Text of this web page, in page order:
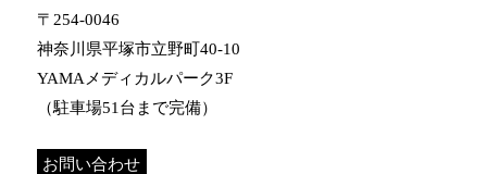
〒254-0046
神奈川県平塚市立野町40-10
YAMAメディカルパーク3F
（駐車場51台まで完備）
お問い合わせ